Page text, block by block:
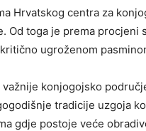
Hrvatskog centra za
Od toga je prema
ugroženom
važnije konjogojsko
tradicije uzgoja
gdje postoje veće